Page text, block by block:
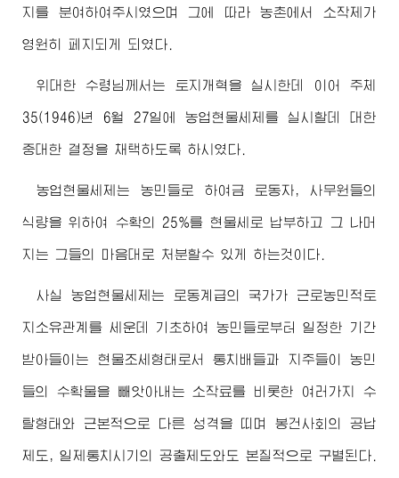
지를 분여하여주시였으며 그에 따라 농촌에서 소작제가
영원히 페지되게 되였다.
위대한 수령님께서는 토지개혁을 실시한데 이어 주체
35(1946)년 6월 27일에 농업현물세제를 실시할데 대한
중대한 결정을 채택하도록 하시였다.
농업현물세제는 농민들로 하여금 로동자, 사무원들의
식량을 위하여 수확의 25%를 현물세로 납부하고 그 나머
지는 그들의 마음대로 처분할수 있게 하는것이다.
사실 농업현물세제는 로동계급의 국가가 근로농민적토
지소유관계를 세운데 기초하여 농민들로부터 일정한 기간
받아들이는 현물조세형태로서 통치배들과 지주들이 농민
들의 수확물을 빼앗아내는 소작료를 비롯한 여러가지 수
탈형태와 근본적으로 다른 성격을 띠며 봉건사회의 공납
제도, 일제통치시기의 공출제도와도 본질적으로 구별된다.